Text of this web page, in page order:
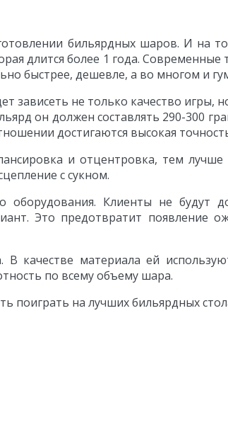
бильярдных шаров. И на
длится более 1 года.
быстрее, дешевле, а во многом и
зависеть не только качество игры,
он должен составлять 290-300
достигаются высокая
и отцентровка, тем лучше
с сукном.
оборудования. Клиенты не будут
Это предотвратит появление
качестве материала ей
по всему объему шара.
поиграть на лучших бильярдных